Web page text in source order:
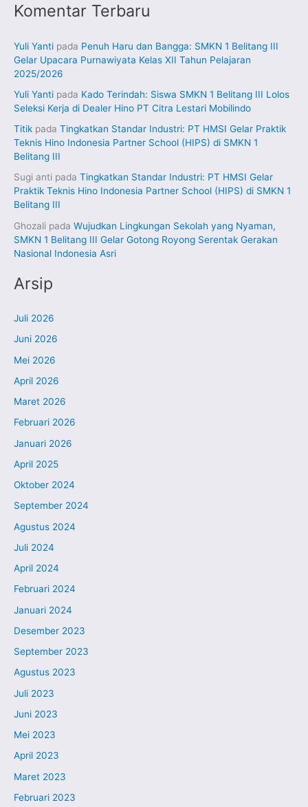
Komentar Terbaru
Yuli Yanti pada Penuh Haru dan Bangga: SMKN 1 Belitang III
Gelar Upacara Purnawiyata Kelas XII Tahun Pelajaran
2025/2026
Yuli Yanti pada Kado Terindah: Siswa SMKN 1 Belitang III Lolos
Seleksi Kerja di Dealer Hino PT Citra Lestari Mobilindo
Titik pada Tingkatkan Standar Industri: PT HMSI Gelar Praktik
Teknis Hino Indonesia Partner School (HIPS) di SMKN 1
Belitang III
Sugi anti pada Tingkatkan Standar Industri: PT HMSI Gelar
Praktik Teknis Hino Indonesia Partner School (HIPS) di SMKN 1
Belitang III
Ghozali pada Wujudkan Lingkungan Sekolah yang Nyaman,
SMKN 1 Belitang III Gelar Gotong Royong Serentak Gerakan
Nasional Indonesia Asri
Arsip
Juli 2026
Juni 2026
Mei 2026
April 2026
Maret 2026
Februari 2026
Januari 2026
April 2025
Oktober 2024
September 2024
Agustus 2024
Juli 2024
April 2024
Februari 2024
Januari 2024
Desember 2023
September 2023
Agustus 2023
Juli 2023
Juni 2023
Mei 2023
April 2023
Maret 2023
Februari 2023